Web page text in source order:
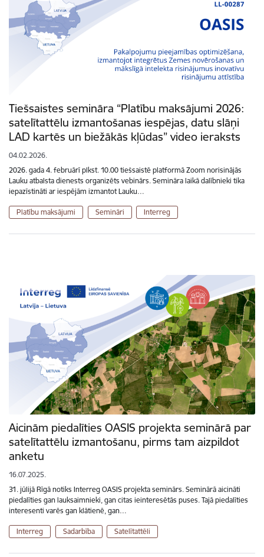
Tiešsaistes semināra “Platību maksājumi 2026:
satelītattēlu izmantošanas iespējas, datu slāņi
LAD kartēs un biežākās kļūdas” video ieraksts
04.02.2026.
2026. gada 4. februārī plkst. 10.00 tiešsaistē platformā Zoom norisinājās
Lauku atbalsta dienests organizēts vebinārs. Semināra laikā dalībnieki tika
iepazīstināti ar iespējām izmantot Lauku…
Platību maksājumi Semināri Interreg
Aicinām piedalīties OASIS projekta seminārā par
satelītattēlu izmantošanu, pirms tam aizpildot
anketu
16.07.2025.
31. jūlijā Rīgā notiks Interreg OASIS projekta seminārs. Seminārā aicināti
piedalīties gan lauksaimnieki, gan citas ieinteresētās puses. Tajā piedalīties
interesenti varēs gan klātienē, gan…
Interreg Sadarbība Satelītattēli